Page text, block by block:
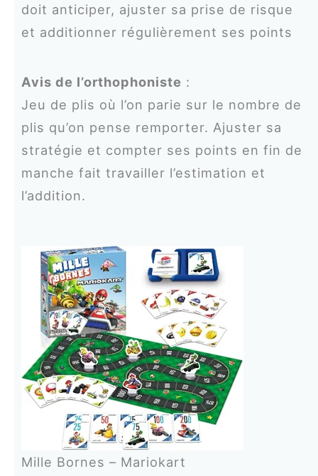
doit anticiper, ajuster sa prise de risque
et additionner régulièrement ses points
Avis de l’orthophoniste :
Jeu de plis où l’on parie sur le nombre de
plis qu’on pense remporter. Ajuster sa
stratégie et compter ses points en fin de
manche fait travailler l’estimation et
l’addition.
Mille Bornes – Mariokart